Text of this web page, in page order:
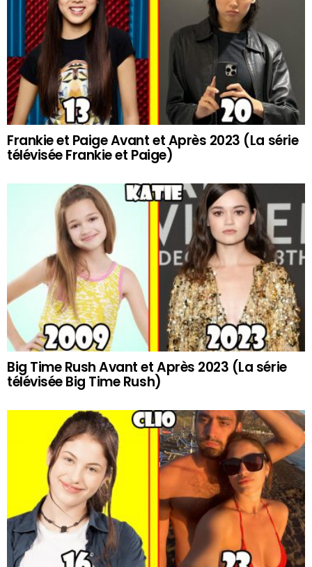
Frankie et Paige Avant et Après 2023 (La série
télévisée Frankie et Paige)
Big Time Rush Avant et Après 2023 (La série
télévisée Big Time Rush)